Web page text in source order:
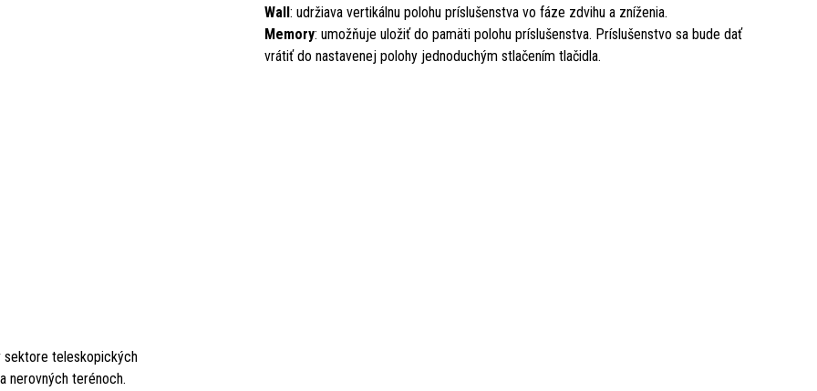
Wall: udržiava vertikálnu polohu príslušenstva vo fáze zdvihu a zníženia.
Memory: umožňuje uložiť do pamäti polohu príslušenstva. Príslušenstvo sa bude dať
vrátiť do nastavenej polohy jednoduchým stlačením tlačidla.
sektore teleskopických
nerovných terénoch.